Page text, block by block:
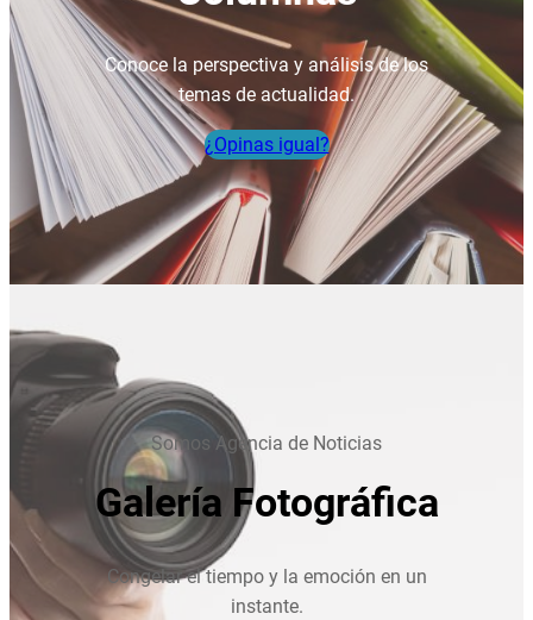
Conoce la perspectiva y análisis de los
temas de actualidad.
¿Opinas igual?
Somos Agencia de Noticias
Galería Fotográfica
Congelar el tiempo y la emoción en un
instante.